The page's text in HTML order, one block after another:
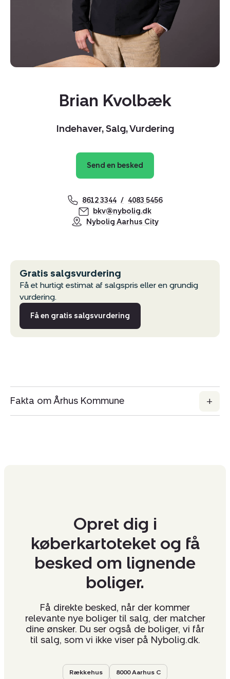
Brian Kvolbæk
Indehaver, Salg, Vurdering
Send en besked
8612 3344
4083 5456
bkv@nybolig.dk
Nybolig Aarhus City
Gratis salgsvurdering
Få et hurtigt estimat af salgspris eller en grundig
vurdering.
Få en gratis salgsvurdering
Fakta om Århus Kommune
Opret dig i
køberkartoteket og få
besked om lignende
boliger.
Få direkte besked, når der kommer
relevante nye boliger til salg, der matcher
dine ønsker. Du ser også de boliger, vi får
til salg, som vi ikke viser på Nybolig.dk.
Rækkehus 8000 Aarhus C
Kopier link
Del via mail